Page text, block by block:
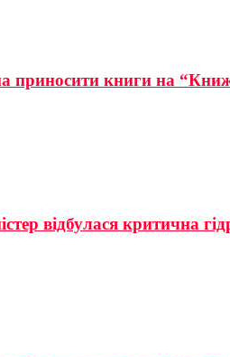
приносити книги на
відбулася критична